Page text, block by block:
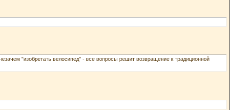
"изобретать велосипед" - все вопросы решит возвращение к традиционной